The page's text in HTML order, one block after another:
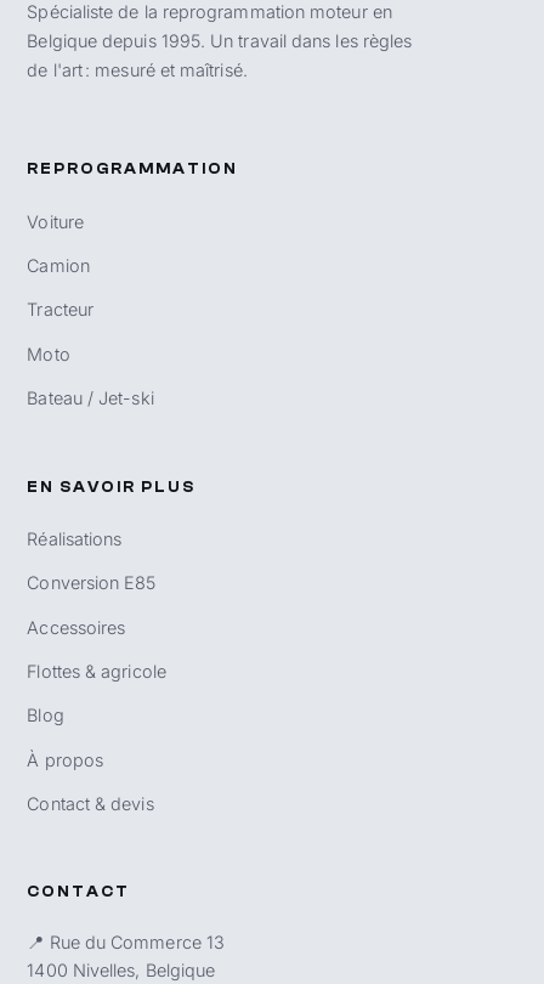
Spécialiste de la reprogrammation moteur en
Belgique depuis 1995. Un travail dans les règles
de l'art : mesuré et maîtrisé.
REPROGRAMMATION
Voiture
Camion
Tracteur
Moto
Bateau / Jet-ski
EN SAVOIR PLUS
Réalisations
Conversion E85
Accessoires
Flottes & agricole
Blog
À propos
Contact & devis
CONTACT
📍 Rue du Commerce 13
1400 Nivelles, Belgique